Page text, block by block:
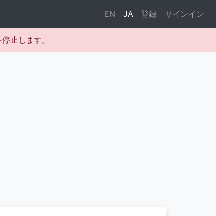
EN JA 登録 サインイン
止します。